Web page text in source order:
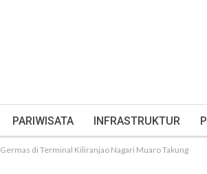
PARIWISATA INFRASTRUKTUR
di Terminal Kiliranjao Nagari Muaro Takung